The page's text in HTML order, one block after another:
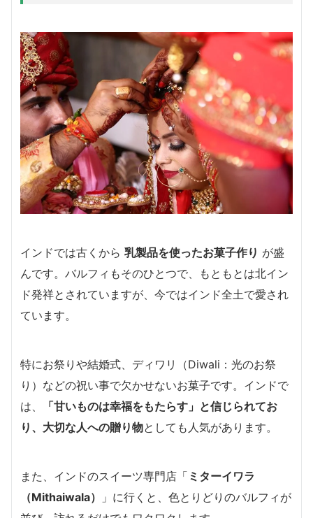
インドでは古くから 乳製品を使ったお菓子作り が盛
んです。バルフィもそのひとつで、もともとは北イン
ド発祥とされていますが、今ではインド全土で愛され
ています。
特にお祭りや結婚式、ディワリ（Diwali：光のお祭
り）などの祝い事で欠かせないお菓子です。インドで
は、
「甘いものは幸福をもたらす」と信じられてお
り、大切な人への贈り物としても人気があります。
また、インドのスイーツ専門店「 ミターイワラ
（Mithaiwala）
」に行くと、色とりどりのバルフィが